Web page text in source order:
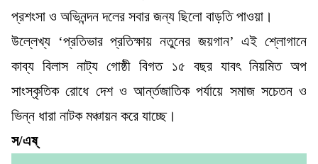
প্রশংসা ও অভিনন্দন দলের সবার জন্য ছিলো বাড়তি পাওয়া।
উল্লেখ্য ‘প্রতিভার প্রতিক্ষায় নতুনের জয়গান’ এই শ্লোগানে
কাব্য বিলাস নাট্য গোষ্ঠী বিগত ১৫ বছর যাবৎ নিয়মিত অপ
সাংস্কৃতিক রোধে দেশ ও আর্ন্তজাতিক পর্যায়ে সমাজ সচেতন ও
ভিন্ন ধারা নাটক মঞ্চায়ন করে যাচ্ছে।
স/এষ্